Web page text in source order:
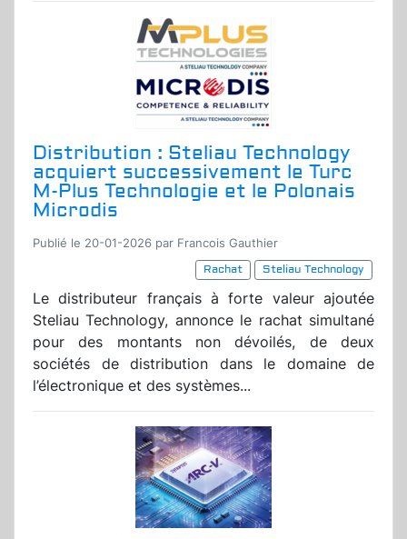
Distribution : Steliau Technology
acquiert successivement le Turc
M-Plus Technologie et le Polonais
Microdis
Publié le 20-01-2026 par Francois Gauthier
Rachat
Steliau Technology
Le distributeur français à forte valeur ajoutée
Steliau Technology, annonce le rachat simultané
pour des montants non dévoilés, de deux
sociétés de distribution dans le domaine de
l’électronique et des systèmes...